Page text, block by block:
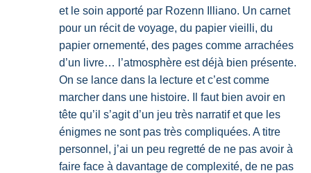
et le soin apporté par Rozenn Illiano. Un carnet
pour un récit de voyage, du papier vieilli, du
papier ornementé, des pages comme arrachées
d’un livre… l’atmosphère est déjà bien présente.
On se lance dans la lecture et c’est comme
marcher dans une histoire. Il faut bien avoir en
tête qu’il s’agit d’un jeu très narratif et que les
énigmes ne sont pas très compliquées. A titre
personnel, j’ai un peu regretté de ne pas avoir à
faire face à davantage de complexité, de ne pas